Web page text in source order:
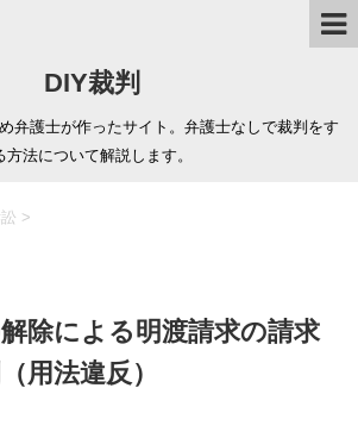
DIY裁判
弁護士が作ったサイト。弁護士なしで裁判をす
方法について解説します。
>
除による明渡請求の請求
用法違反）